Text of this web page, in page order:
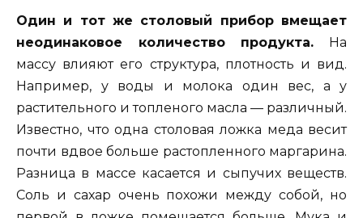
Один и тот же столовый прибор вмещает
неодинаковое количество продукта. На
массу влияют его структура, плотность и вид.
Например, у воды и молока один вес, а у
растительного и топленого масла — различный.
Известно, что одна столовая ложка меда весит
почти вдвое больше растопленного маргарина.
Разница в массе касается и сыпучих веществ.
Соль и сахар очень похожи между собой, но